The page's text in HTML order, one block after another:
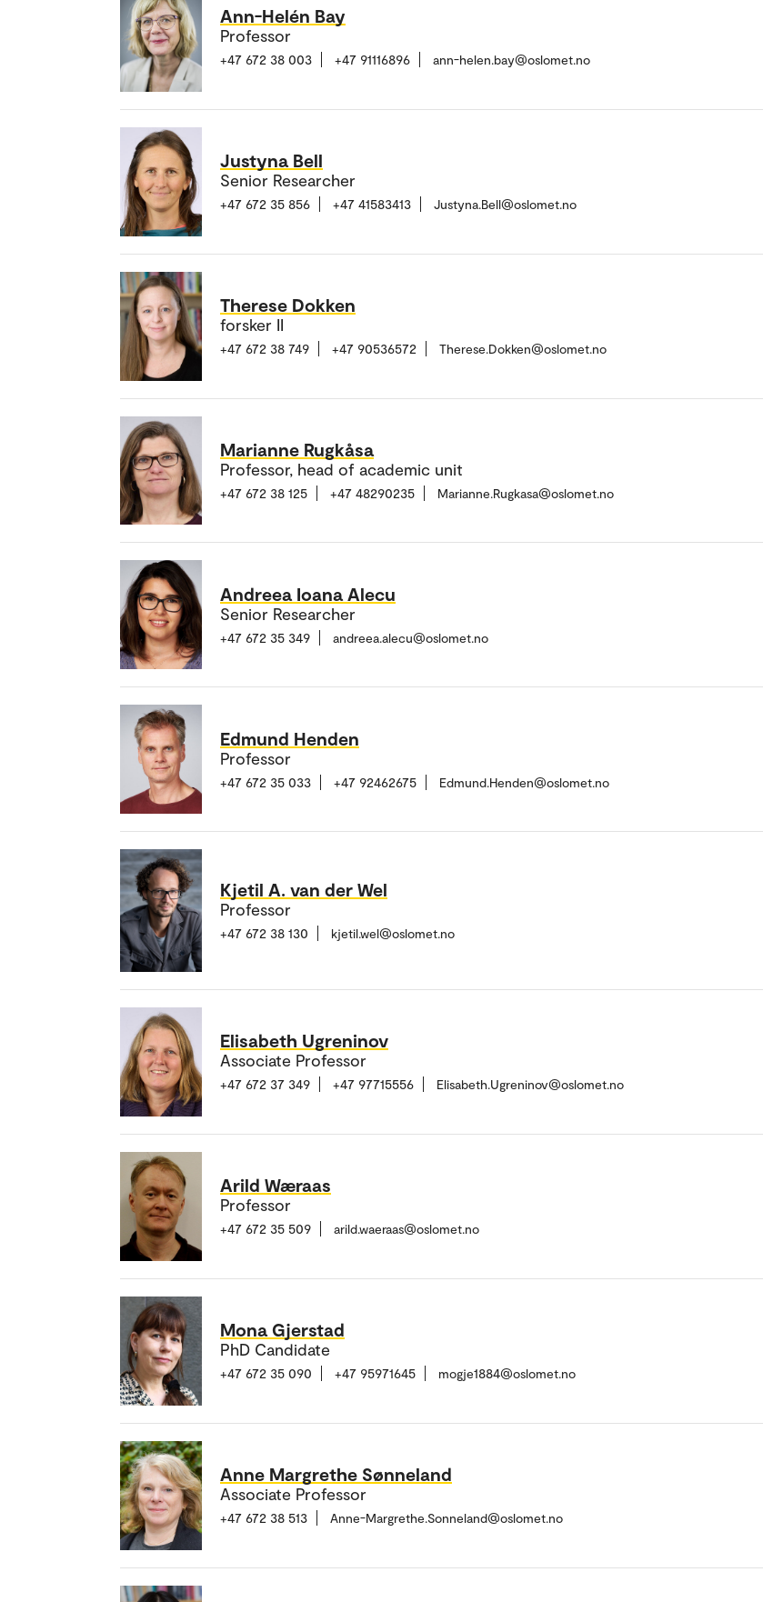
Ann-Helén Bay
Professor
+47 672 38 003 +47 91116896 ann-helen.bay@oslomet.no
Justyna Bell
Senior Researcher
+47 672 35 856 +47 41583413 Justyna.Bell@oslomet.no
Therese Dokken
forsker II
+47 672 38 749 +47 90536572 Therese.Dokken@oslomet.no
Marianne Rugkåsa
Professor, head of academic unit
+47 672 38 125 +47 48290235 Marianne.Rugkasa@oslomet.no
Andreea Ioana Alecu
Senior Researcher
+47 672 35 349 andreea.alecu@oslomet.no
Edmund Henden
Professor
+47 672 35 033 +47 92462675 Edmund.Henden@oslomet.no
Kjetil A. van der Wel
Professor
+47 672 38 130 kjetil.wel@oslomet.no
Elisabeth Ugreninov
Associate Professor
+47 672 37 349 +47 97715556 Elisabeth.Ugreninov@oslomet.no
Arild Wæraas
Professor
+47 672 35 509 arild.waeraas@oslomet.no
Mona Gjerstad
PhD Candidate
+47 672 35 090 +47 95971645 mogje1884@oslomet.no
Anne Margrethe Sønneland
Associate Professor
+47 672 38 513 Anne-Margrethe.Sonneland@oslomet.no